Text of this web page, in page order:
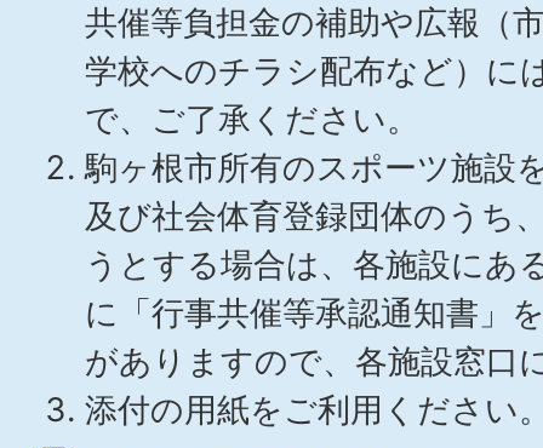
共催等負担金の補助や広報（
学校へのチラシ配布など）に
で、ご了承ください。
駒ヶ根市所有のスポーツ施設
及び社会体育登録団体のうち
うとする場合は、各施設にあ
に「行事共催等承認通知書」
がありますので、各施設窓口
添付の用紙をご利用ください